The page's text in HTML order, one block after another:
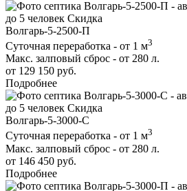
до 5 человек Скидка
Волгарь-5-2500-П
Суточная переработка - от 1 м3
Макс. залповый сброс - от 280 л.
от 129 150 руб.
Подробнее
до 5 человек Скидка
Волгарь-5-3000-С
Суточная переработка - от 1 м3
Макс. залповый сброс - от 280 л.
от 146 450 руб.
Подробнее